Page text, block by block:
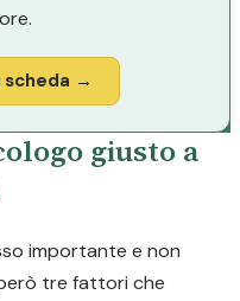
scheda →
giusto a
importante e non
tre fattori che